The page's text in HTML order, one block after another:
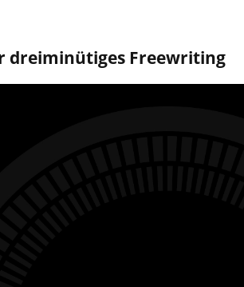
dreiminütiges Freewriting